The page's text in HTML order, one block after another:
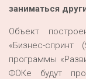
заниматься
Объект
«Бизнес-спринт
программы
ФОКе будут